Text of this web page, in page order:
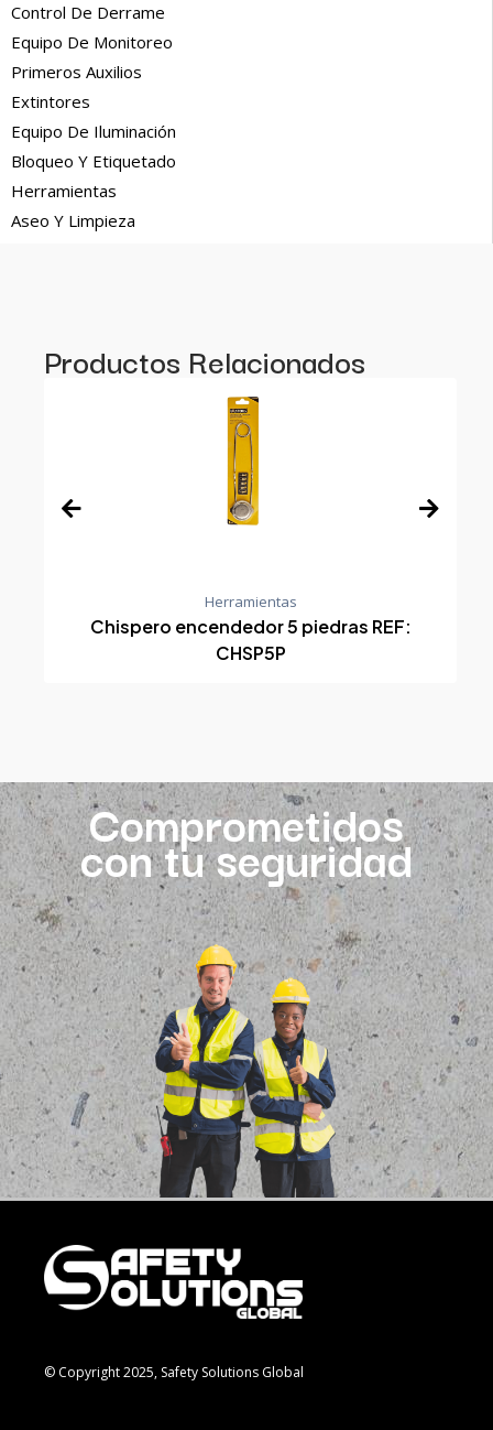
Control De Derrame
Equipo De Monitoreo
Primeros Auxilios
Extintores
Equipo De Iluminación
Bloqueo Y Etiquetado
Herramientas
Aseo Y Limpieza
Productos Relacionados
Herramientas
Chispero encendedor 5 piedras REF:
CHSP5P
Comprometidos
con tu seguridad
© Copyright 2025, Safety Solutions Global